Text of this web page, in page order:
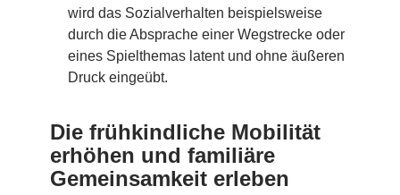
wird das Sozialverhalten beispielsweise
durch die Absprache einer Wegstrecke oder
eines Spielthemas latent und ohne äußeren
Druck eingeübt.
Die frühkindliche Mobilität
erhöhen und familiäre
Gemeinsamkeit erleben